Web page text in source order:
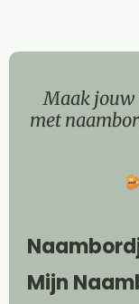
Maak jouw
met
Mijn